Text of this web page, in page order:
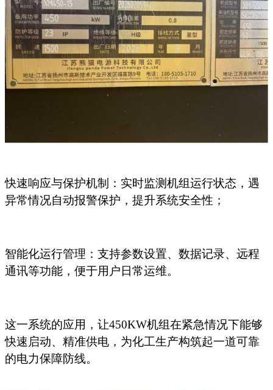
快速响应与保护机制：实时监测机组运行状态，遇
异常情况自动报警保护，提升系统安全性；
智能化运行管理：支持参数设置、数据记录、远程
通讯等功能，便于用户日常运维。
这一系统的应用，让450KW机组在紧急情况下能够
快速启动、精准供电，为化工生产构筑起一道可靠
的电力保障防线。